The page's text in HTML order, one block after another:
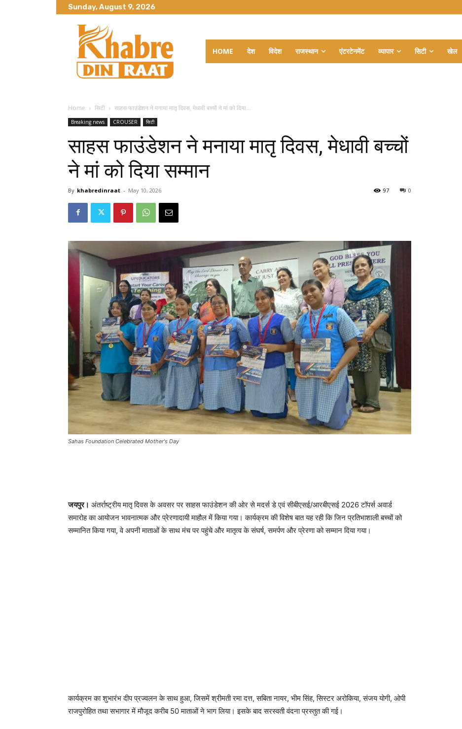
Sunday, August 9, 2026
HOME देश विदेश राजस्थान एंटरटेनमेंट व्यापार सिटी खेल
Home सिटी साहस फाउंडेशन ने मनाया मातृ दिवस, मेधावी बच्चों ने मां को दिया...
Breaking news CROUSER सिटी
साहस फाउंडेशन ने मनाया मातृ दिवस, मेधावी बच्चों
ने मां को दिया सम्मान
By khabredinraat - May 10, 2026 0
97
Sahas Foundation Celebrated Mother's Day
जयपुर। अंतर्राष्ट्रीय मातृ दिवस के अवसर पर साहस फाउंडेशन की ओर से मदर्स डे एवं सीबीएसई/आरबीएसई 2026 टॉपर्स अवार्ड
समारोह का आयोजन भावनात्मक और प्रेरणादायी माहौल में किया गया। कार्यक्रम की विशेष बात यह रही कि जिन प्रतिभाशाली बच्चों को
सम्मानित किया गया, वे अपनी माताओं के साथ मंच पर पहुंचे और मातृत्व के संघर्ष, समर्पण और प्रेरणा को सम्मान दिया गया।
कार्यक्रम का शुभारंभ दीप प्रज्वलन के साथ हुआ, जिसमें श्रीमती रमा दत्त, सबिता नायर, भीम सिंह, सिस्टर अरोकिया, संजय योगी, ओपी
राजपुरोहित तथा सभागार में मौजूद करीब 50 माताओं ने भाग लिया। इसके बाद सरस्वती वंदना प्रस्तुत की गई।